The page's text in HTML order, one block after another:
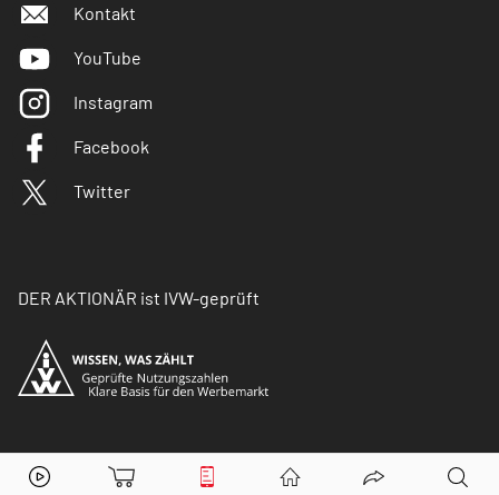
Kontakt
YouTube
Instagram
Facebook
Twitter
DER AKTIONÄR ist IVW-geprüft